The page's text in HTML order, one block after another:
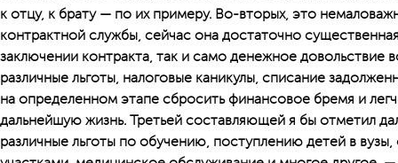
к отцу, к брату — по их примеру. Во-вторых, это
контрактной службы, сейчас она достаточно
заключении контракта, так и само денежное
различные льготы, налоговые каникулы, списание
на определенном этапе сбросить финансовое бремя и
дальнейшую жизнь. Третьей составляющей я бы отметил
различные льготы по обучению, поступлению детей в